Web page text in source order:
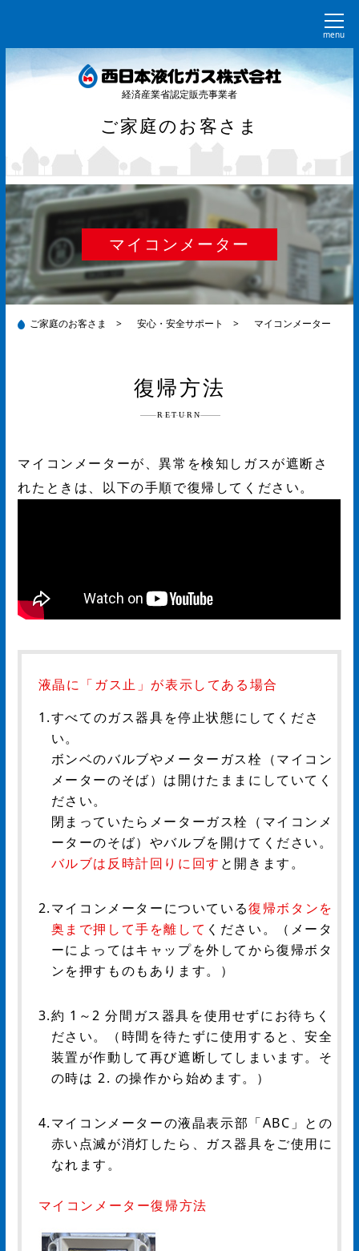
menu
経済産業省認定販売事業者
ご家庭のお客さま
マイコンメーター
ご家庭のお客さま > 安心・安全サポート > マイコンメーター
復帰方法
RETURN
マイコンメーターが、異常を検知しガスが遮断さ
れたときは、以下の手順で復帰してください。
液晶に「ガス止」が表示してある場合
1.すべてのガス器具を停止状態にしてくださ
い。
ボンベのバルブやメーターガス栓（マイコン
メーターのそば）は開けたままにしていてく
ださい。
閉まっていたらメーターガス栓（マイコンメ
ーターのそば）やバルブを開けてください。
バルブは反時計回りに回す と開きます。
2.マイコンメーターについている復帰ボタンを
奥まで押して手を離して ください。（メータ
ーによってはキャップを外してから復帰ボタ
ンを押すものもあります。）
3.約 1～2 分間ガス器具を使用せずにお待ちく
ださい。（時間を待たずに使用すると、安全
装置が作動して再び遮断してしまいます。そ
の時は 2. の操作から始めます。）
4.マイコンメーターの液晶表示部「ABC」との
赤い点滅が消灯したら、ガス器具をご使用に
なれます。
マイコンメーター復帰方法